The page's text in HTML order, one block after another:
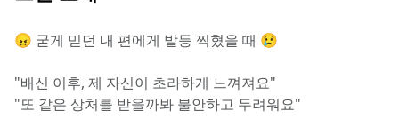
😠 굳게 믿던 내 편에게 발등 찍혔을 때 😢
"배신 이후, 제 자신이 초라하게 느껴져요"
"또 같은 상처를 받을까봐 불안하고 두려워요"